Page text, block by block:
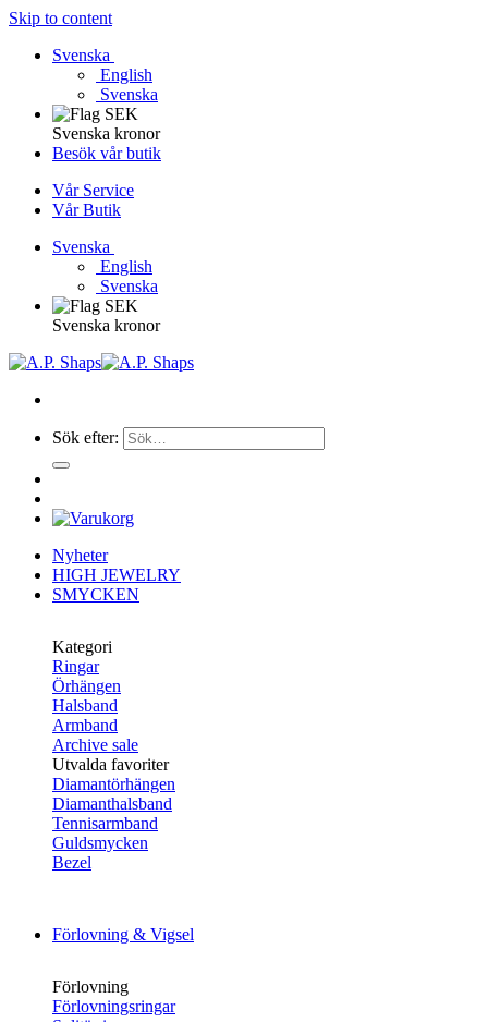
Skip to content
Svenska
English
Svenska
Svenska kronor
Besök vår butik
Vår Service
Vår Butik
Svenska
English
Svenska
Svenska kronor
Sök efter:
Nyheter
HIGH JEWELRY
SMYCKEN
Kategori
Ringar
Örhängen
Halsband
Armband
Archive sale
Utvalda favoriter
Diamantörhängen
Diamanthalsband
Tennisarmband
Guldsmycken
Bezel
Förlovning & Vigsel
Förlovning
Förlovningsringar